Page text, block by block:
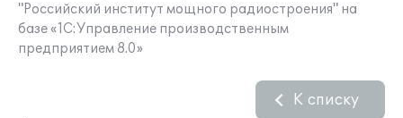
"Российский институт мощного радиостроения" на
базе «1С:Управление производственным
предприятием 8.0»
К списку